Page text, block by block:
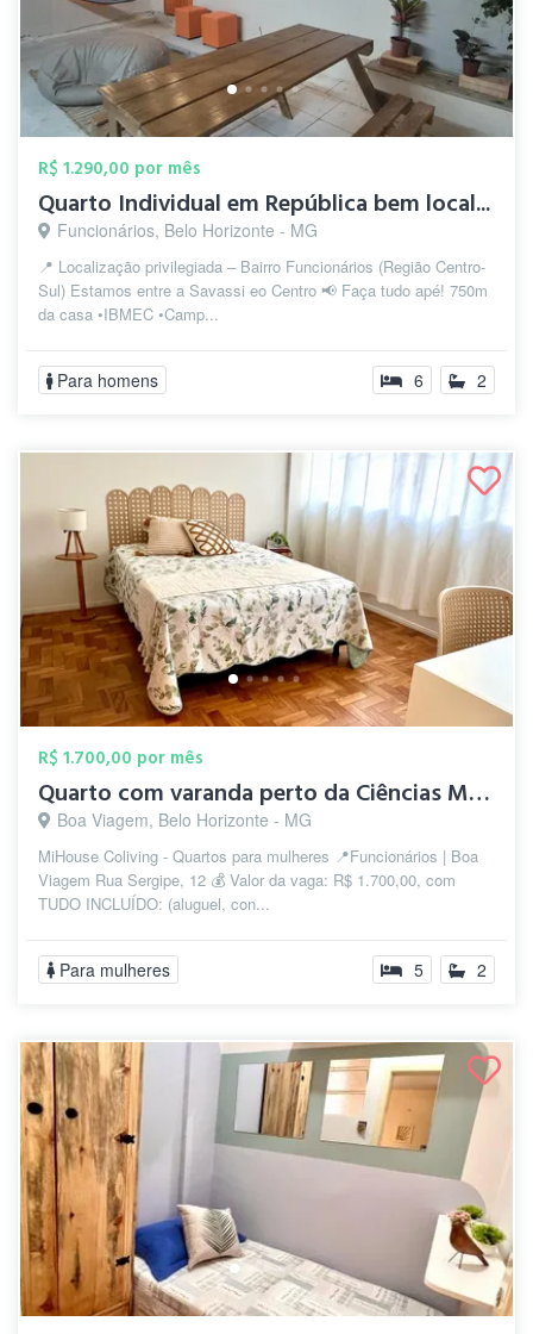
R$ 1.290,00 por mês
Quarto Individual em República bem local...
Funcionários, Belo Horizonte - MG
📍 Localização privilegiada – Bairro Funcionários (Região Centro-
Sul) Estamos entre a Savassi eo Centro 📢 Faça tudo apé! 750m
da casa •IBMEC •Camp...
Para homens 6 2
R$ 1.700,00 por mês
Quarto com varanda perto da Ciências Méd...
Boa Viagem, Belo Horizonte - MG
MiHouse Coliving - Quartos para mulheres 📍Funcionários | Boa
Viagem Rua Sergipe, 12 💰 Valor da vaga: R$ 1.700,00, com
TUDO INCLUÍDO: (aluguel, con...
Para mulheres 5 2